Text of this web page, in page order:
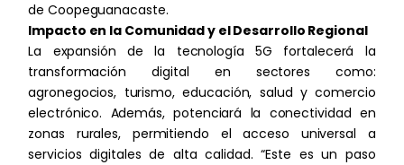
Resultados de los indicadores con
base a los ODS
Estados Financieros
Partes vinculadas
Marco de referencia Bono Verdes 2021
Tarifa de OUC
de Coopeguanacaste.
Impacto en la Comunidad y el Desarrollo Regional
La expansión de la tecnología 5G fortalecerá la
transformación digital en sectores como:
agronegocios, turismo, educación, salud y comercio
electrónico. Además, potenciará la conectividad en
zonas rurales, permitiendo el acceso universal a
servicios digitales de alta calidad. “Este es un paso